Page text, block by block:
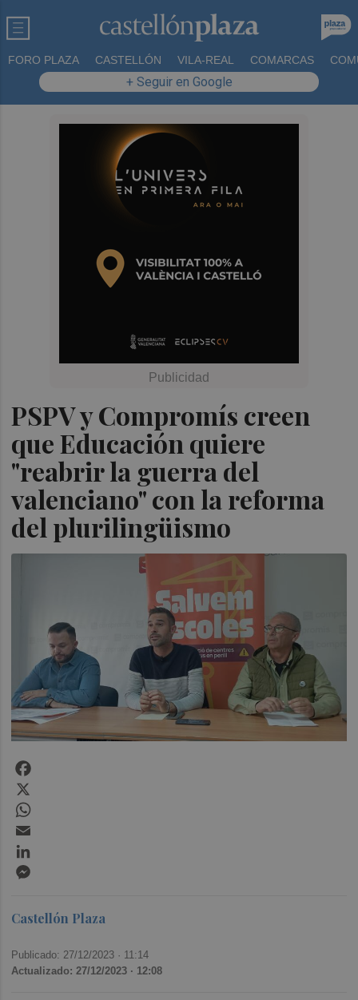
FORO PLAZA CASTELLÓN VILA-REAL COMARCAS
+ Seguir en Google
PSPV y Compromís creen
que Educación quiere
"reabrir la guerra del
valenciano" con la reforma
del plurilingüismo
Castellón Plaza
Publicado: 27/12/2023 · 11:14
Actualizado: 27/12/2023 · 12:08